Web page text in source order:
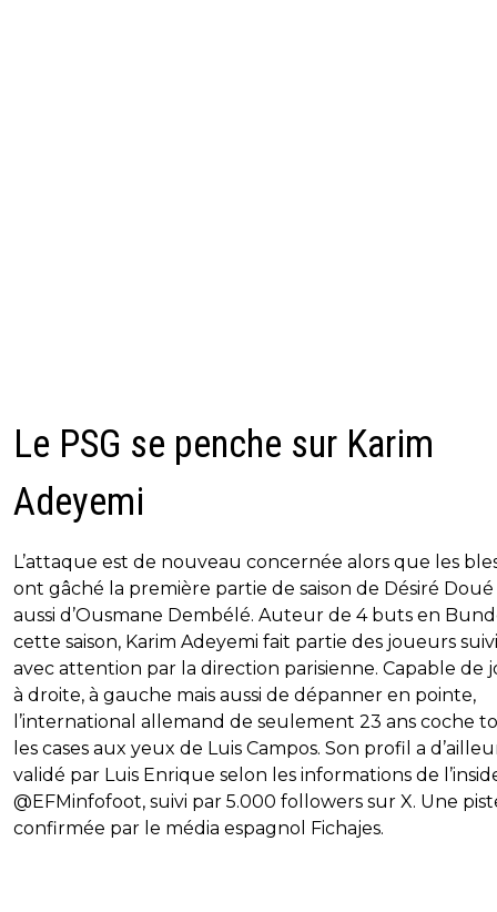
Le PSG se penche sur Karim
Adeyemi
L’attaque est de nouveau concernée alors que les
ont gâché la première partie de saison de Désiré Doué
aussi d’Ousmane Dembélé. Auteur de 4 buts en
cette saison, Karim Adeyemi fait partie des joueurs
avec attention par la direction parisienne. Capable de
à droite, à gauche mais aussi de dépanner en pointe,
l’international allemand de seulement 23 ans coche
les cases aux yeux de Luis Campos. Son profil a
validé par Luis Enrique selon les informations de
@EFMinfofoot, suivi par 5.000 followers sur X. Une
confirmée par le média espagnol Fichajes.